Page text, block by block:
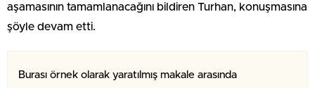
aşamasının tamamlanacağını bildiren Turhan, konuşmasına
şöyle devam etti.
Burası örnek olarak yaratılmış makale arasında